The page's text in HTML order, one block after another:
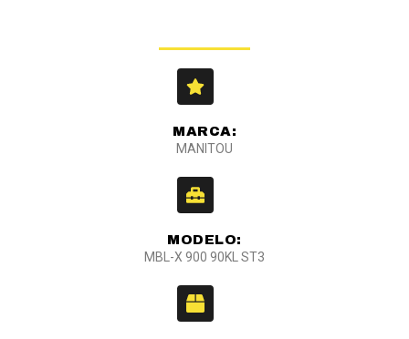
MARCA:
MANITOU
MODELO:
MBL-X 900 90KL ST3